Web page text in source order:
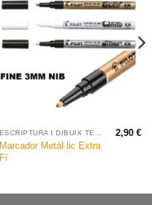
ESCRIPTURA I DIBUIX TÈCNIC
Marcador Metàl·lic Extra
Fí
2,90€